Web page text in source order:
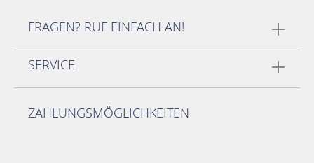
FRAGEN? RUF EINFACH AN!
SERVICE
ZAHLUNGSMÖGLICHKEITEN